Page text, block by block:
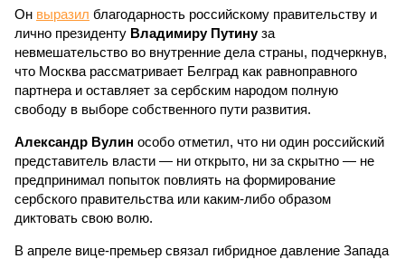
Он выразил благодарность российскому правительству и
лично президенту Владимиру Путинуза
невмешательство во внутренние дела страны, подчеркнув,
что Москва рассматривает Белград как равноправного
партнера и оставляет за сербским народом полную
свободу в выборе собственного пути развития.
Александр Вулин особо отметил, что ни один российский
представитель власти — ни открыто, ни за скрытно — не
предпринимал попыток повлиять на формирование
сербского правительства или каким-либо образом
диктовать свою волю.
В апреле вице-премьер связал гибридное давление Запада